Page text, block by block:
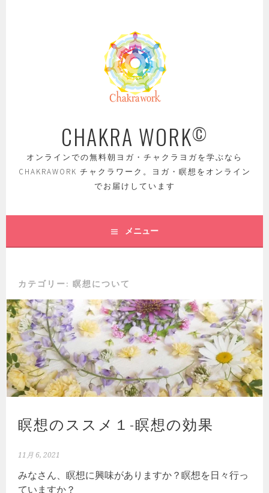
CHAKRA WORK©
オンラインでの無料朝ヨガ・チャクラヨガを学ぶなら
CHAKRAWORK チャクラワーク。ヨガ・瞑想をオンライン
でお届けしています
メニュー
カテゴリー:瞑想について
瞑想のススメ１-瞑想の効果
11月 6, 2021
みなさん、瞑想に興味がありますか？瞑想を日々行っ
ていますか？